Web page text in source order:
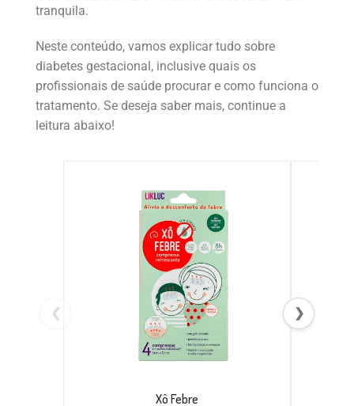
tranquila.
Neste conteúdo, vamos explicar tudo sobre
diabetes gestacional, inclusive quais os
profissionais de saúde procurar e como funciona o
tratamento. Se deseja saber mais, continue a
leitura abaixo!
❮
Xô Febre
❯